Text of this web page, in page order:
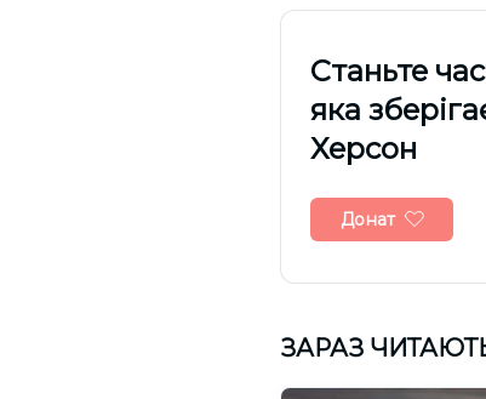
Cтаньте
яка
Херсон
Донат
ЗАРАЗ